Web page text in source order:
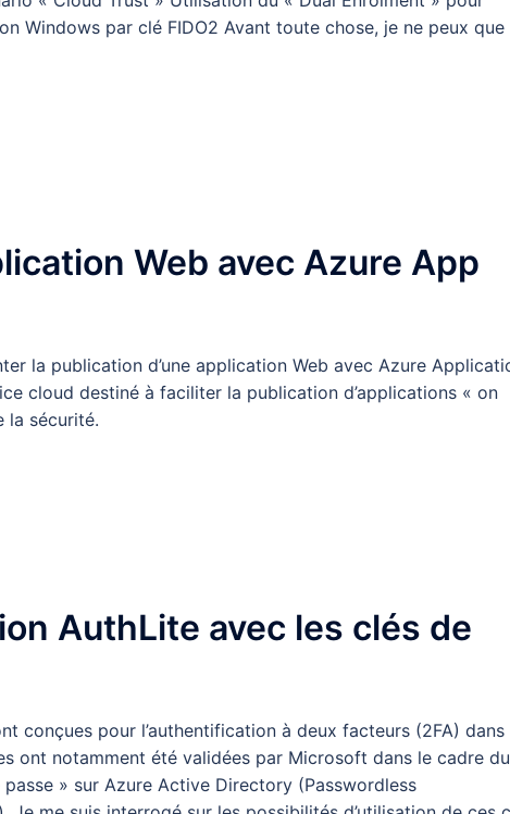
Windows par clé FIDO2 Avant toute chose, je ne peux que
Web avec Azure App
la publication d’une application Web avec Azure
cloud destiné à faciliter la publication d’applications « on
la sécurité.
AuthLite avec les clés de
conçues pour l’authentification à deux facteurs (2FA) dans
ont notamment été validées par Microsoft dans le cadre du
» sur Azure Active Directory (Passwordless